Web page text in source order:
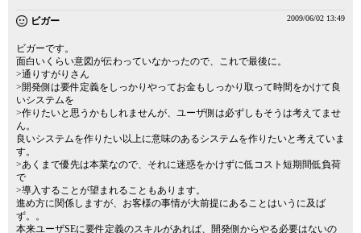
ビガー 2009/06/02 13:49
ビガーです。
面白いくらい意図が伝わっていなかったので、これで最後に。
>通りすがりさん
>開発側は要件定義をしっかりやってお金もしっかり取って時間をかけて良
いシステムを
>作りたいと思うかもしれませんが、ユーザ側は必ずしもそうは考えてませ
ん。
良いシステムを作りたい以上に意味のあるシステムを作りたいと考えていま
す。
>あくまで優先は本業なので、それに迷惑をかけずに低コスト短期間低負荷
で
>導入することが望まれることもあります。
進め方に関係しますが、お客様の事情が大前提にあることはいうに及ば
ず。。
本来ユーザSEに要件定義のスキルがあれば、開発側からやる必要はないの